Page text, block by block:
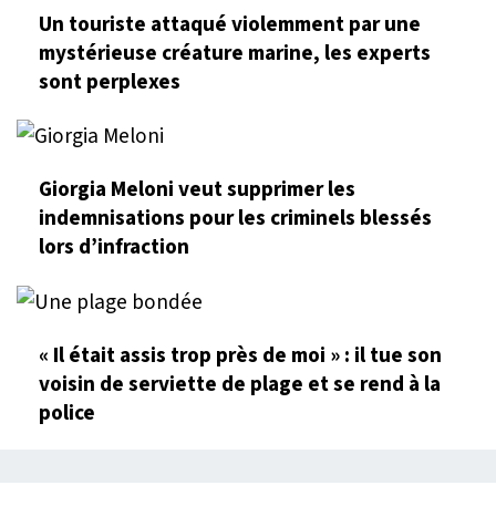
Un touriste attaqué violemment par une
mystérieuse créature marine, les experts
sont perplexes
Giorgia Meloni veut supprimer les
indemnisations pour les criminels blessés
lors d’infraction
« Il était assis trop près de moi » : il tue son
voisin de serviette de plage et se rend à la
police